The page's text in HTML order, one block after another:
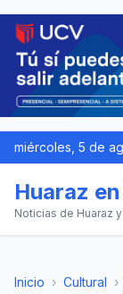
miércoles, 5 de
Huaraz
Noticias de Huaraz
Inicio › Cultural ›